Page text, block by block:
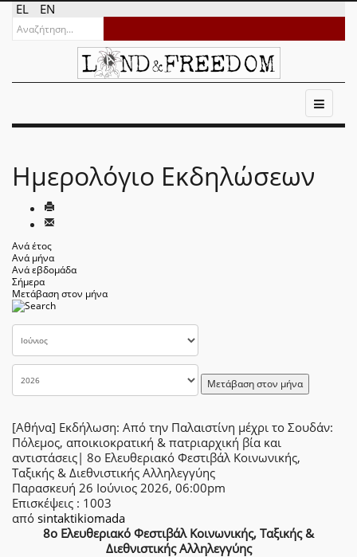
EL EN
Ημερολόγιο Εκδηλώσεων
Ανά έτος
Ανά μήνα
Ανά εβδομάδα
Σήμερα
Μετάβαση στον μήνα
Μετάβαση στον μήνα
[Αθήνα] Εκδήλωση: Από την Παλαιστίνη μέχρι το Σουδάν:
Πόλεμος, αποικιοκρατική & πατριαρχική βία και
αντιστάσεις| 8ο Ελευθεριακό Φεστιβάλ Κοινωνικής,
Ταξικής & Διεθνιστικής Αλληλεγγύης
Παρασκευή 26 Ιούνιος 2026, 06:00pm
Επισκέψεις : 1003
από sintaktikiomada
8ο Ελευθεριακό Φεστιβάλ Κοινωνικής, Ταξικής &
Διεθνιστικής Αλληλεγγύης